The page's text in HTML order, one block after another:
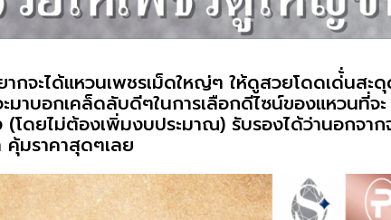
กจะได้แหวนเพชรเม็ดใหญ่ๆ ให้ดูสวยโดดเด่้่นสะ
าบอกเคล็ดลับดีๆในการเลือกดีไซน์ของแหวนที่จะ
โดยไม่ต้องเพิ่มงบประมาณ) รับรองได้ว่านอกจาก
มราคาสุดๆเลย